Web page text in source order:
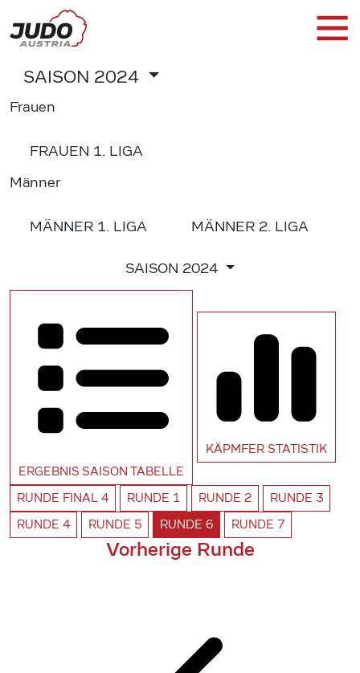
SAISON 2024
Frauen
FRAUEN 1. LIGA
Männer
MÄNNER 1. LIGA MÄNNER 2. LIGA
SAISON 2024
ERGEBNIS SAISON TABELLE
KÄPMFER STATISTIK
RUNDE FINAL 4 RUNDE 1 RUNDE 2 RUNDE 3
RUNDE 4 RUNDE 5 RUNDE 6 RUNDE 7
Vorherige Runde